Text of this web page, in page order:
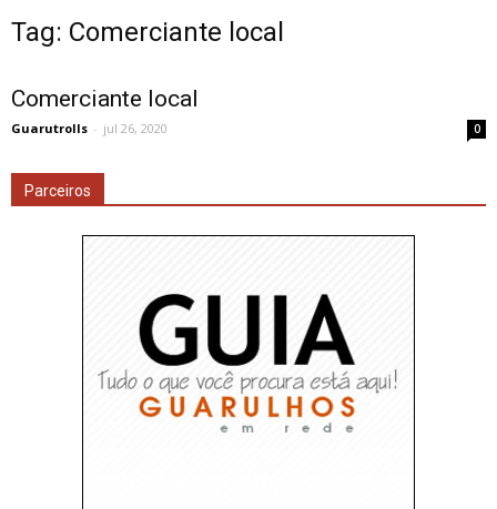
Tag: Comerciante local
Comerciante local
Guarutrolls - jul 26, 2020 0
Parceiros